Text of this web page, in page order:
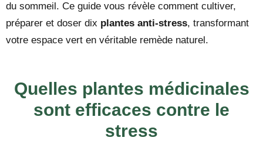
du sommeil. Ce guide vous révèle comment cultiver,
préparer et doser dix plantes anti-stress, transformant
votre espace vert en véritable remède naturel.
Quelles plantes médicinales
sont efficaces contre le
stress